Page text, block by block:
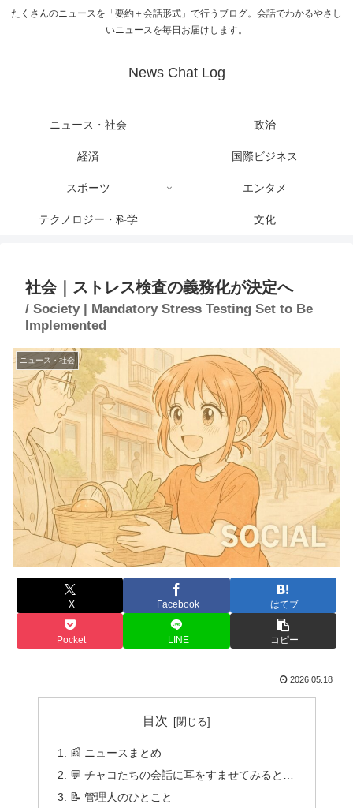
たくさんのニュースを「要約＋会話形式」で行うブログ。会話でわかるやさし
いニュースを毎日お届けします。
News Chat Log
ニュース・社会 政治
経済 国際ビジネス
スポーツ エンタメ
テクノロジー・科学 文化
社会｜ストレス検査の義務化が決定へ
/ Society | Mandatory Stress Testing Set to Be
Implemented
ニュース・社会
X Facebook はてブ
Pocket LINE コピー
2026.05.18
目次
📰 ニュースまとめ
💬 チャコたちの会話に耳をすませてみると…
📝 管理人のひとこと